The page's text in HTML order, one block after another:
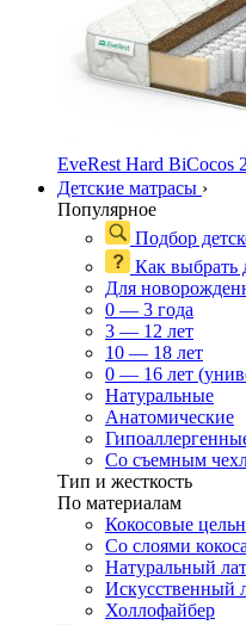
EveRest Hard BiCocos
Детские матрасы ›
Популярное
Подбор
Как выбрать
Для
0 — 3 года
3 — 12 лет
10 — 18 лет
0 — 16 лет
Натуральные
Анатомические
Со съемным
Тип и жесткость
По материалам
Кокосовые
Со слоями кокоса
Натуральный
Искусственный
Холлофайбер